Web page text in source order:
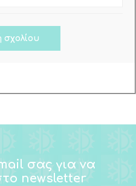
σας για να
newsletter